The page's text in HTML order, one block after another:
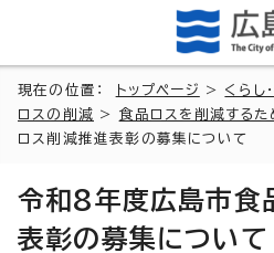
現在の位置： トップページ > くらし
ロスの削減 > 食品ロスを削減するた
ロス削減推進表彰の募集について
令和8年度広島市食
表彰の募集について